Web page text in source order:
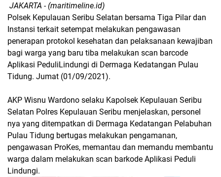
JAKARTA - (maritimeline.id)
Polsek Kepulauan Seribu Selatan bersama Tiga Pilar dan
Instansi terkait setempat melakukan pengawasan
penerapan protokol kesehatan dan pelaksanaan kewajiban
bagi warga yang baru tiba melakukan scan barcode
Aplikasi PeduliLindungi di Dermaga Kedatangan Pulau
Tidung. Jumat (01/09/2021).
AKP Wisnu Wardono selaku Kapolsek Kepulauan Seribu
Selatan Polres Kepulauan Seribu menjelaskan, personel
nya yang ditempatkan di Dermaga Kedatangan Pelabuhan
Pulau Tidung bertugas melakukan pengamanan,
pengawasan ProKes, memantau dan memandu membantu
warga dalam melakukan scan barkode Aplikasi Peduli
Lindungi.